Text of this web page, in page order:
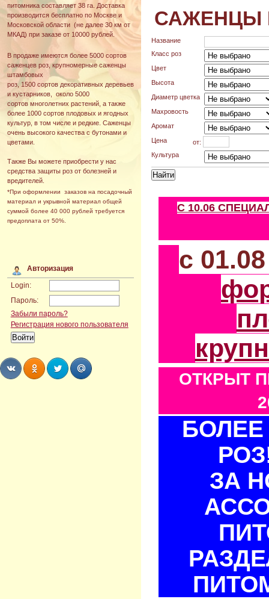
питомника составляет 38 га. Доставка
производится бесплатно по Москве и
Московской области (не далее 30 км от
МКАД) при заказе от 10000 рублей.
В продаже имеются более 5000 сортов
саженцев роз, крупномерные саженцы
штамбовых
роз, 1500 сортов декоративных деревьев
и кустарников, около 5000
сортов многолетних растений, а также
более 1000 сортов плодовых и ягодных
культур, в том числе и редкие. Саженцы
очень высокого качества с бутонами и
цветами.
Также Вы можете приобрести у нас
средства защиты роз от болезней и
вредителей.
*При оформлении заказов на посадочный
материал и укрывной материал общей
суммой более 40 000 рублей требуется
предоплата от 50%.
Авторизация
Login:
Пароль:
Забыли пароль?
Регистрация нового пользователя
САЖЕНЦЫ
Название
Класс роз
Цвет
Высота
Диаметр цветка
Махровость
Аромат
Цена
от:
Культура
С 10.06
с
ОТКРЫТ
БОЛЕЕ
ЗА